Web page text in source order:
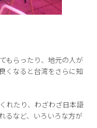
もらったり、地元の人が
くなると台湾をさらに知
れたり、わざわざ日本語
るなど、いろいろな方が